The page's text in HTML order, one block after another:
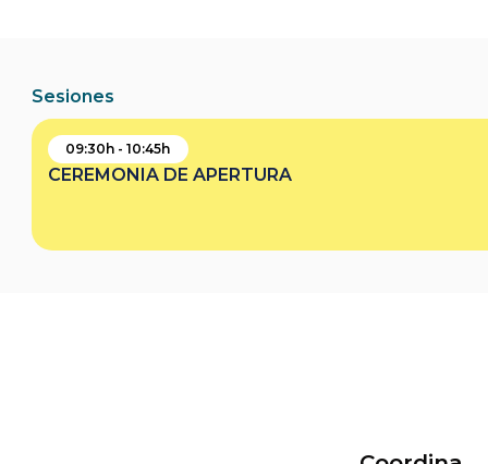
Sesiones
09:30h - 10:45h
CEREMONIA DE APERTURA